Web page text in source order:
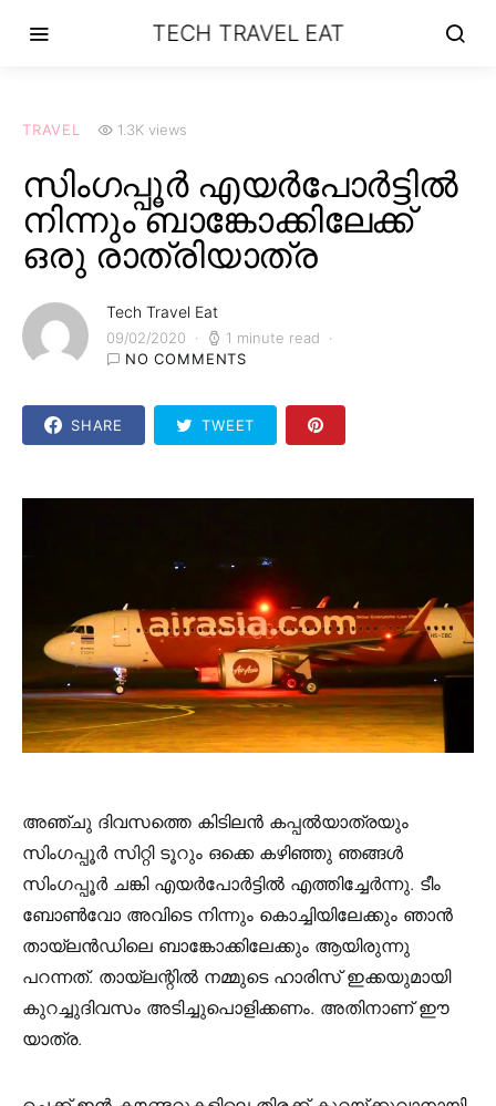
TECH TRAVEL EAT
TRAVEL 1.3K views
സിംഗപ്പൂർ എയർപോർട്ടിൽ
നിന്നും ബാങ്കോക്കിലേക്ക്
ഒരു രാത്രിയാത്ര
Tech Travel Eat
09/02/2020
1 minute read
NO COMMENTS
SHARE TWEET
അഞ്ചു ദിവസത്തെ കിടിലൻ കപ്പൽയാത്രയും
സിംഗപ്പൂർ സിറ്റി ടൂറും ഒക്കെ കഴിഞ്ഞു ഞങ്ങൾ
സിംഗപ്പൂർ ചങ്കി എയർപോർട്ടിൽ എത്തിച്ചേർന്നു. ടീം
ബോൺവോ അവിടെ നിന്നും കൊച്ചിയിലേക്കും ഞാൻ
തായ്‌ലൻഡിലെ ബാങ്കോക്കിലേക്കും ആയിരുന്നു
പറന്നത്. തായ്‌ലന്റിൽ നമ്മുടെ ഹാരിസ് ഇക്കയുമായി
കുറച്ചുദിവസം അടിച്ചുപൊളിക്കണം. അതിനാണ് ഈ
യാത്ര.